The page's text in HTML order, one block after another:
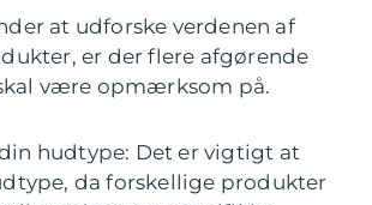
at udforske verdenen af
er der flere afgørende
være opmærksom på.
hudtype: Det er vigtigt at
da forskellige produkter